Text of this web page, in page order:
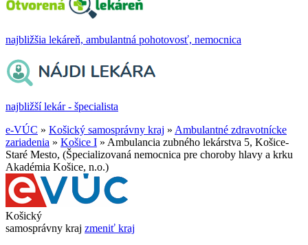
najbližšia lekáreň, ambulantná pohotovosť, nemocnica
najbližší lekár - špecialista
e-VÚC » Košický samosprávny kraj » Ambulantné zdravotnícke
zariadenia » Košice I » Ambulancia zubného lekárstva 5, Košice-
Staré Mesto, (Špecializovaná nemocnica pre choroby hlavy a krku
Akadémia Košice, n.o.)
Košický
samosprávny kraj zmeniť kraj